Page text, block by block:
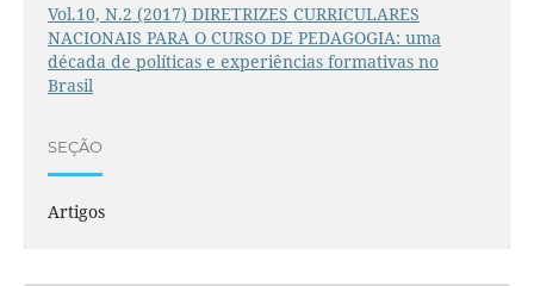
Vol.10, N.2 (2017) DIRETRIZES CURRICULARES
NACIONAIS PARA O CURSO DE PEDAGOGIA: uma
década de políticas e experiências formativas no
Brasil
SEÇÃO
Artigos